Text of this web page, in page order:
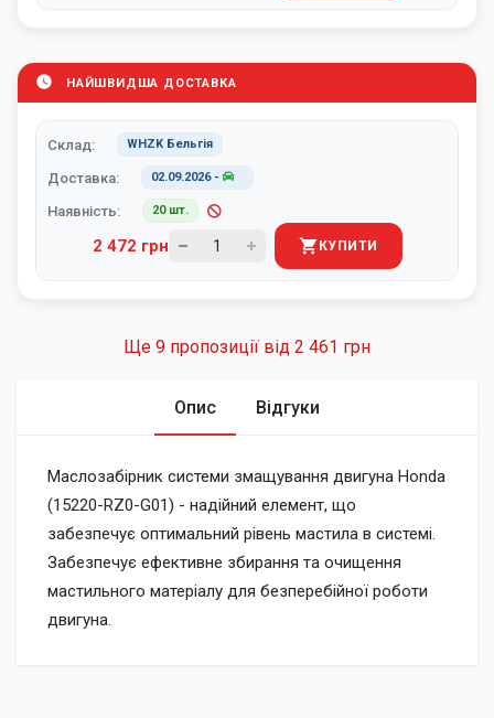
НАЙШВИДША ДОСТАВКА
Склад: WHZK Бельгія
Доставка: 02.09.2026-
Наявність: 20 шт.
2 472 грн КУПИТИ
Ще 9 пропозиції від 2 461 грн
Опис Відгуки
Маслозабірник системи змащування двигуна Honda
(15220-RZ0-G01) - надійний елемент, що
забезпечує оптимальний рівень мастила в системі.
Забезпечує ефективне збирання та очищення
мастильного матеріалу для безперебійної роботи
двигуна.